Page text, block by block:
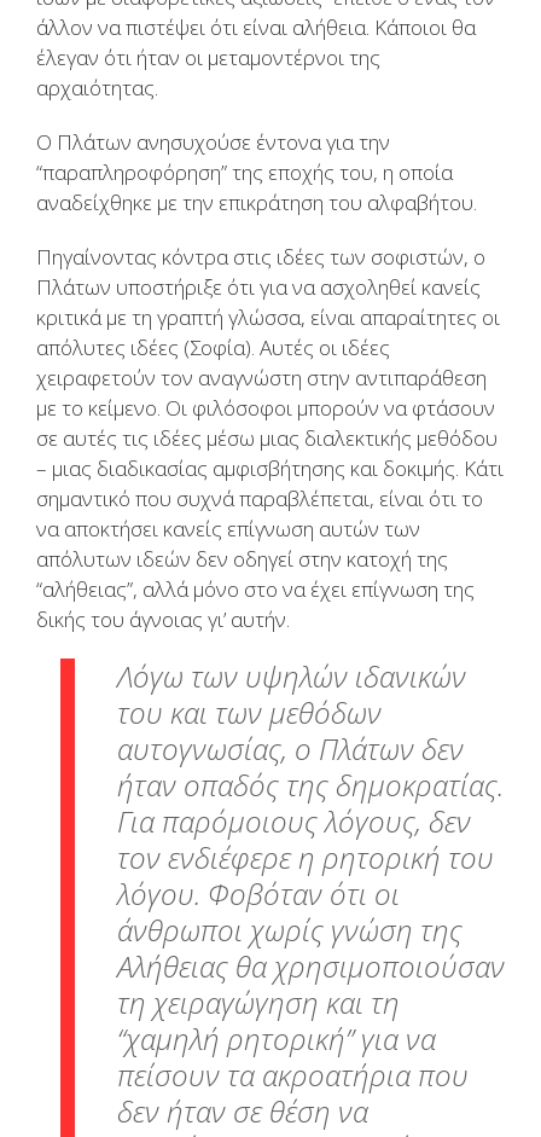
άλλον να πιστέψει ότι είναι αλήθεια. Κάποιοι θα
έλεγαν ότι ήταν οι μεταμοντέρνοι της
αρχαιότητας.
Ο Πλάτων ανησυχούσε έντονα για την
“παραπληροφόρηση” της εποχής του, η οποία
αναδείχθηκε με την επικράτηση του αλφαβήτου.
Πηγαίνοντας κόντρα στις ιδέες των σοφιστών, ο
Πλάτων υποστήριξε ότι για να ασχοληθεί κανείς
κριτικά με τη γραπτή γλώσσα, είναι απαραίτητες οι
απόλυτες ιδέες (Σοφία). Αυτές οι ιδέες
χειραφετούν τον αναγνώστη στην αντιπαράθεση
με το κείμενο. Οι φιλόσοφοι μπορούν να φτάσουν
σε αυτές τις ιδέες μέσω μιας διαλεκτικής μεθόδου
– μιας διαδικασίας αμφισβήτησης και δοκιμής. Κάτι
σημαντικό που συχνά παραβλέπεται, είναι ότι το
να αποκτήσει κανείς επίγνωση αυτών των
απόλυτων ιδεών δεν οδηγεί στην κατοχή της
“αλήθειας”, αλλά μόνο στο να έχει επίγνωση της
δικής του άγνοιας γι’ αυτήν.
Λόγω των υψηλών ιδανικών
του και των μεθόδων
αυτογνωσίας, ο Πλάτων δεν
ήταν οπαδός της δημοκρατίας.
Για παρόμοιους λόγους, δεν
τον ενδιέφερε η ρητορική του
λόγου. Φοβόταν ότι οι
άνθρωποι χωρίς γνώση της
Αλήθειας θα χρησιμοποιούσαν
τη χειραγώγηση και τη
“χαμηλή ρητορική” για να
πείσουν τα ακροατήρια που
δεν ήταν σε θέση να